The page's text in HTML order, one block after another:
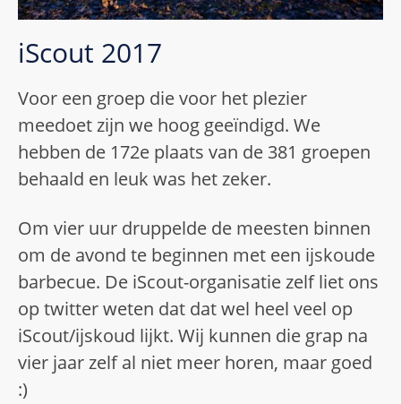
iScout 2017
Voor een groep die voor het plezier
meedoet zijn we hoog geeïndigd. We
hebben de 172e plaats van de 381 groepen
behaald en leuk was het zeker.
Om vier uur druppelde de meesten binnen
om de avond te beginnen met een ijskoude
barbecue. De iScout-organisatie zelf liet ons
op twitter weten dat dat wel heel veel op
iScout/ijskoud lijkt. Wij kunnen die grap na
vier jaar zelf al niet meer horen, maar goed
:)